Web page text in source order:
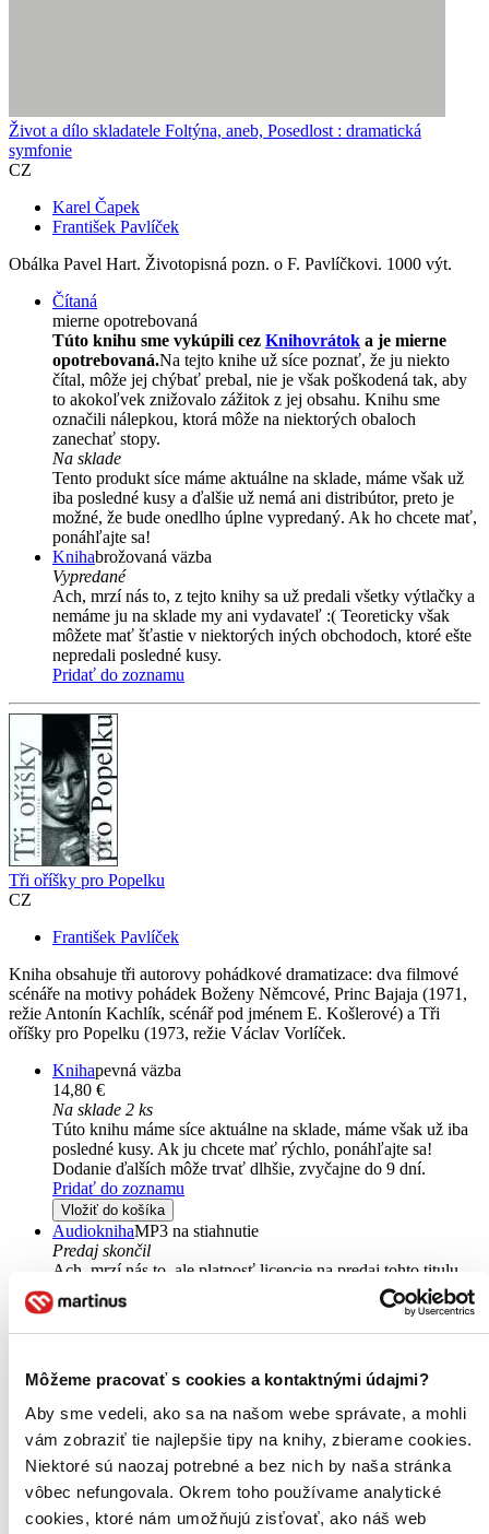
Môžeme pracovať s cookies a kontaktnými údajmi?
Aby sme vedeli, ako sa na našom webe správate, a mohli
vám zobraziť tie najlepšie tipy na knihy, zbierame cookies.
Niektoré sú naozaj potrebné a bez nich by naša stránka
vôbec nefungovala. Okrem toho používame analytické
cookies, ktoré nám umožňujú zisťovať, ako náš web
Život a dílo skladatele Foltýna, aneb, Posedlost : dramatická
symfonie
CZ
Karel Čapek
František Pavlíček
Obálka Pavel Hart. Životopisná pozn. o F. Pavlíčkovi. 1000 výt.
Čítaná
mierne opotrebovaná
Túto knihu sme vykúpili cez Knihovrátok a je mierne
opotrebovaná.Na tejto knihe už síce poznať, že ju niekto
čítal, môže jej chýbať prebal, nie je však poškodená tak, aby
to akokoľvek znižovalo zážitok z jej obsahu. Knihu sme
označili nálepkou, ktorá môže na niektorých obaloch
zanechať stopy.
Na sklade
Tento produkt síce máme aktuálne na sklade, máme však už
iba posledné kusy a ďalšie už nemá ani distribútor, preto je
možné, že bude onedlho úplne vypredaný. Ak ho chcete mať,
ponáhľajte sa!
Knihabrožovaná väzba
Vypredané
Ach, mrzí nás to, z tejto knihy sa už predali všetky výtlačky a
nemáme ju na sklade my ani vydavateľ :( Teoreticky však
môžete mať šťastie v niektorých iných obchodoch, ktoré ešte
nepredali posledné kusy.
Pridať do zoznamu
Tři oříšky pro Popelku
CZ
František Pavlíček
Kniha obsahuje tři autorovy pohádkové dramatizace: dva filmové
scénáře na motivy pohádek Boženy Němcové, Princ Bajaja (1971,
režie Antonín Kachlík, scénář pod jménem E. Košlerové) a Tři
oříšky pro Popelku (1973, režie Václav Vorlíček.
Knihapevná väzba
14,80 €
Na sklade 2 ks
Túto knihu máme síce aktuálne na sklade, máme však už iba
posledné kusy. Ak ju chcete mať rýchlo, ponáhľajte sa!
Dodanie ďalších môže trvať dlhšie, zvyčajne do 9 dní.
Pridať do zoznamu
Vložiť do košíka
AudioknihaMP3 na stiahnutie
Predaj skončil
Ach, mrzí nás to, ale platnosť licencie na predaj tohto titulu
vypršala. Nemôžeme ho už bohužiaľ predávať :-(
Pridať do zoznamu